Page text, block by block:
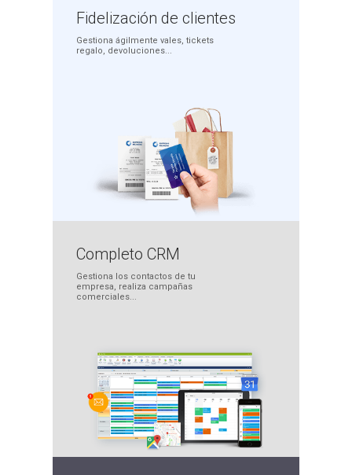
Fidelizaciónde clientes
Gestiona ágilmente vales, tickets
regalo, devoluciones...
CompletoCRM
Gestiona los contactos de tu
empresa, realiza campañas
comerciales...